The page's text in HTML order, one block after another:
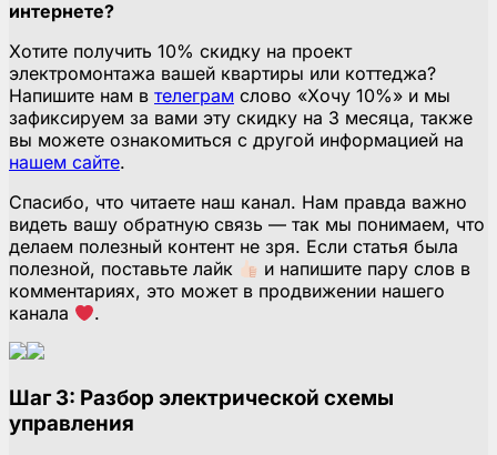
интернете?
Хотите получить 10% скидку на проект
электромонтажа вашей квартиры или коттеджа?
Напишите нам в телеграм слово «Хочу 10%» и мы
зафиксируем за вами эту скидку на 3 месяца, также
вы можете ознакомиться с другой информацией на
нашем сайте.
Спасибо, что читаете наш канал. Нам правда важно
видеть вашу обратную связь — так мы понимаем, что
делаем полезный контент не зря. Если статья была
полезной, поставьте лайк
и напишите пару слов в
комментариях, это может в продвижении нашего
канала
.
Шаг 3: Разбор электрической схемы
управления